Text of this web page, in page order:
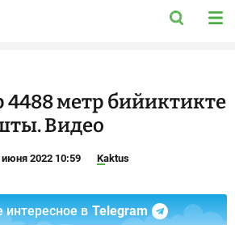
метр бийиктикте
Видео
июня 2022 10:59 Kaktus
интересное в Telegram